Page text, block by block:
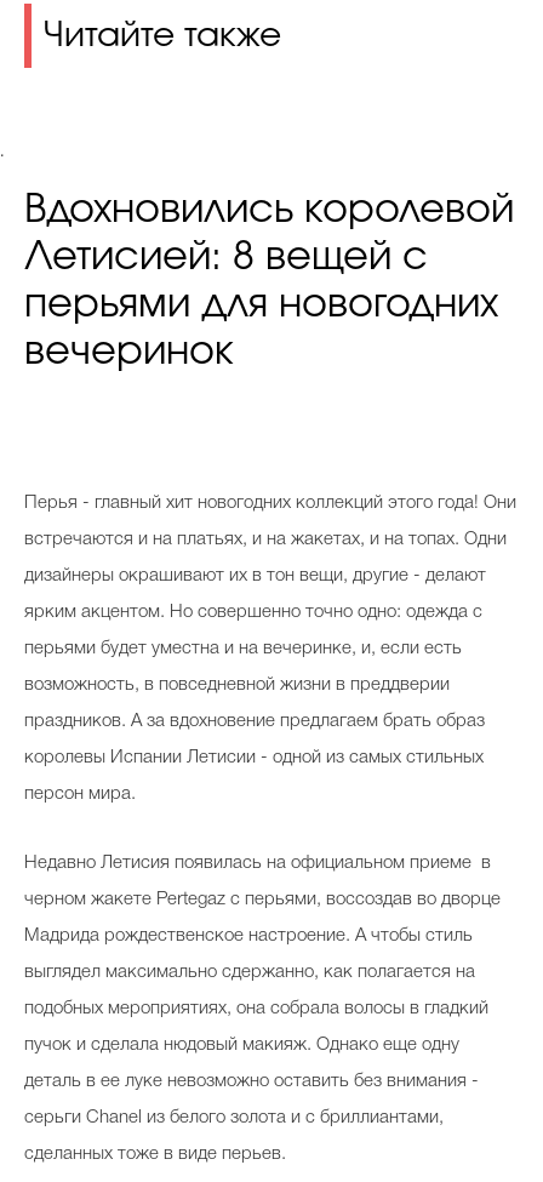
Читайте также
.
Вдохновились королевой
Летисией: 8 вещей с
перьями для новогодних
вечеринок
Перья - главный хит новогодних коллекций этого года! Они
встречаются и на платьях, и на жакетах, и на топах. Одни
дизайнеры окрашивают их в тон вещи, другие - делают
ярким акцентом. Но совершенно точно одно: одежда с
перьями будет уместна и на вечеринке, и, если есть
возможность, в повседневной жизни в преддверии
праздников. А за вдохновение предлагаем брать образ
королевы Испании Летисии - одной из самых стильных
персон мира.
Недавно Летисия появилась на официальном приеме в
черном жакете Pertegaz с перьями, воссоздав во дворце
Мадрида рождественское настроение. А чтобы стиль
выглядел максимально сдержанно, как полагается на
подобных мероприятиях, она собрала волосы в гладкий
пучок и сделала нюдовый макияж. Однако еще одну
деталь в ее луке невозможно оставить без внимания -
серьги Chanel из белого золота и с бриллиантами,
сделанных тоже в виде перьев.